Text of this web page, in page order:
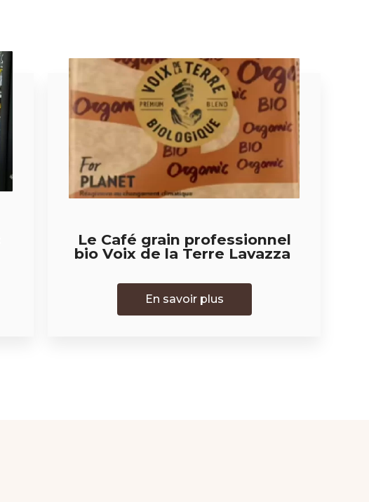
Le Café grain professionnel
bio Voix de la Terre Lavazza
En savoir plus